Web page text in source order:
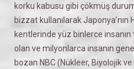
korku kabusu gibi çökmüş
bizzat kullanılarak Japonya’nın
kentlerinde yüz binlerce
olan ve milyonlarca insanın
bozan NBC (Nükleer, Biyolojik